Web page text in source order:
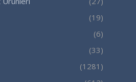
(19)
(6)
(33)
(1281)